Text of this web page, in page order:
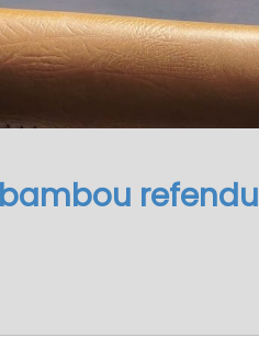
refendu